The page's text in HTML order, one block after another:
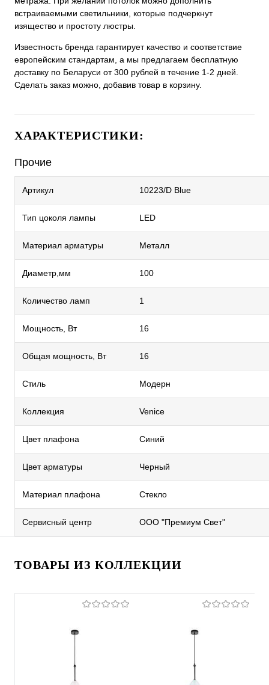
встраиваемыми светильники, которые подчеркнут
изящество и простоту люстры.
Известность бренда гарантирует качество и соответствие
европейским стандартам, а мы предлагаем бесплатную
доставку по Беларуси от 300 рублей в течение 1-2 дней.
Сделать заказ можно, добавив товар в корзину.
ХАРАКТЕРИСТИКИ:
Прочие
Артикул 10223/D Blue
Тип цоколя лампы LED
Материал арматуры Металл
Диаметр,мм 100
Количество ламп 1
Мощность, Вт 16
Общая мощность, Вт 16
Стиль Модерн
Коллекция Venice
Цвет плафона Синий
Цвет арматуры Черный
Материал плафона Стекло
Сервисный центр ООО "Премиум Свет"
ТОВАРЫ ИЗ КОЛЛЕКЦИИ